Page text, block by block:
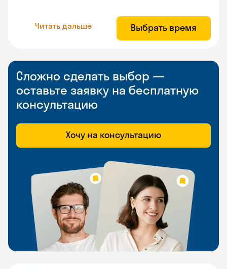
Читать дальше Выбрать время
Сложно сделать выбор —
оставьте заявку на бесплатную
консультацию
Хочу на консультацию